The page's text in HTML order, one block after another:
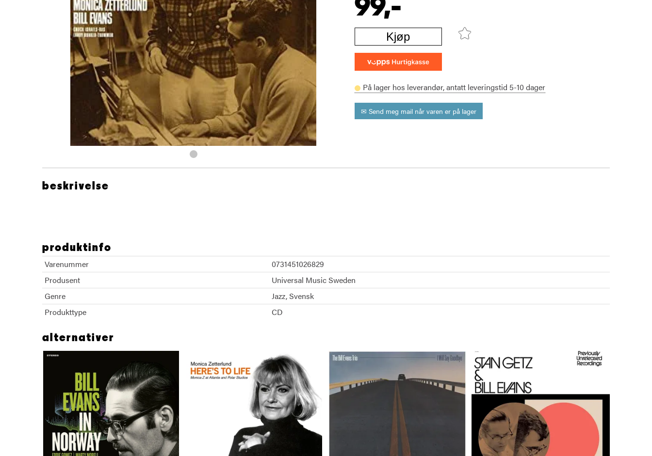
99,-
Kjøp
På lager hos leverandør,antatt leveringstid 5-10 dager
✉ Send meg mail når varen er på lager
beskrivelse
produktinfo
Varenummer
0731451026829
Produsent
Universal Music Sweden
Genre
Jazz Svensk
Produkttype
CD
alternativer